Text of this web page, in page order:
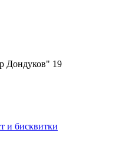
Дондуков" 19
и бисквитки